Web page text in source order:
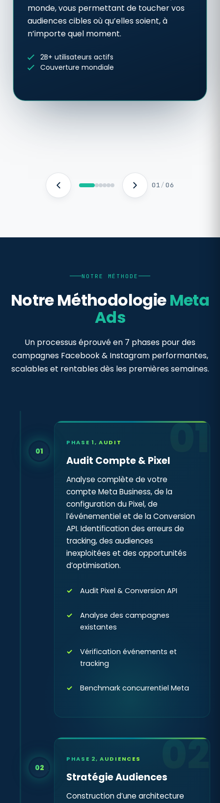
monde, vous permettant de toucher vos
audiences cibles où qu’elles soient, à
n’importe quel moment.
2B+ utilisateurs actifs
Couverture mondiale
01/06
NOTRE MÉTHODE
Notre MéthodologieMeta
Ads
Un processus éprouvé en 7 phases pour des
campagnes Facebook & Instagram performantes,
scalables et rentables dès les premières semaines.
01 01
PHASE 1, AUDIT
Audit Compte & Pixel
Analyse complète de votre
compte Meta Business, de la
configuration du Pixel, de
l’événementiel et de la Conversion
API. Identification des erreurs de
tracking, des audiences
inexploitées et des opportunités
d’optimisation.
Audit Pixel & Conversion API
Analyse des campagnes
existantes
Vérification événements et
tracking
Benchmark concurrentiel Meta
02 02
PHASE 2, AUDIENCES
Stratégie Audiences
Construction d’une architecture